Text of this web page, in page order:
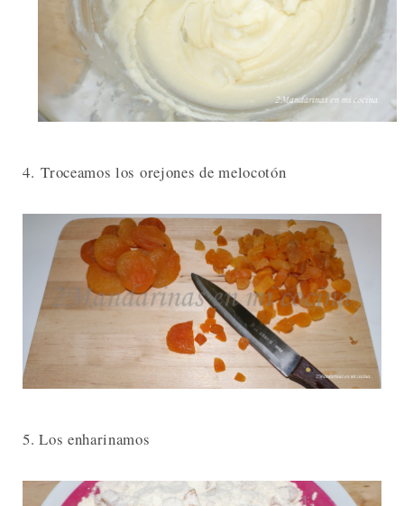
4. Troceamos los orejones de melocotón
5. Los enharinamos